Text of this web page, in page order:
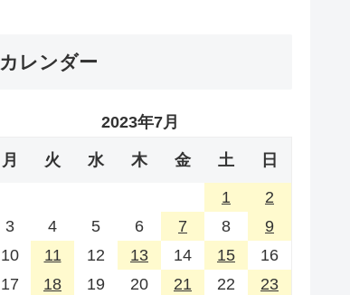
カレンダー
2023年7月
月 火 水 木 金 土 日
1
2
3
4 5 6 7 8
9
10
11 12 13 14 15
16
17
18 19 20 21 22
23